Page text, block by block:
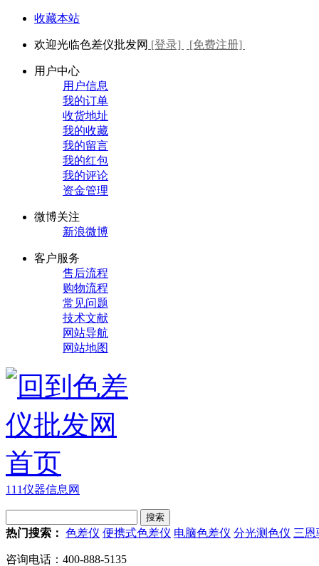
收藏本站
欢迎光临色差仪批发网 [登录] [免费注册]
用户中心
用户信息
我的订单
收货地址
我的收藏
我的留言
我的红包
我的评论
资金管理
微博关注
新浪微博
客户服务
售后流程
购物流程
常见问题
技术文献
网站导航
网站地图
111仪器信息网
热门搜索： 色差仪 便携式色差仪 电脑色差仪 分光测色仪 三恩
咨询电话： 400-888-5135